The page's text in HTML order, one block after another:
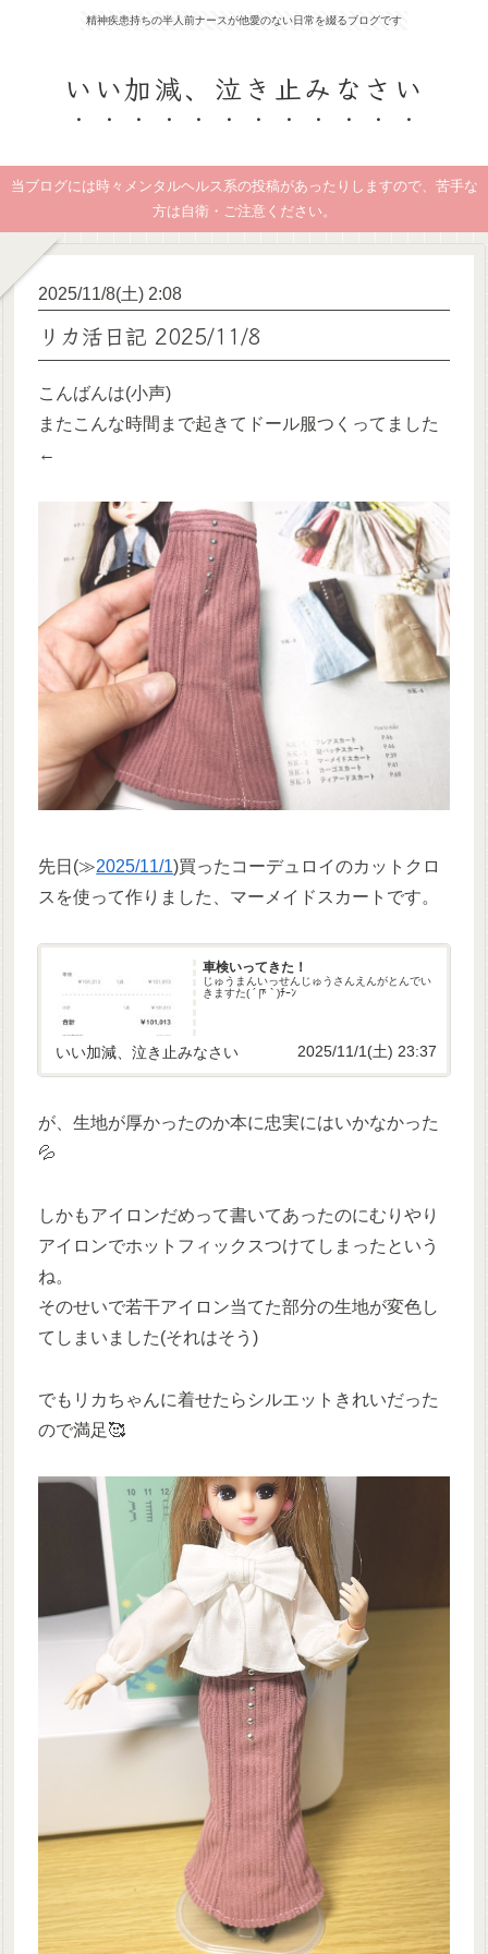
精神疾患持ちの半人前ナースが他愛のない日常を綴るブログです
いい加減、泣き止みなさい
当ブログには時々メンタルヘルス系の投稿があったりしますので、苦手な
方は自衛・ご注意ください。
2025/11/8(土) 2:08
リカ活日記 2025/11/8
こんばんは(小声)
またこんな時間まで起きてドール服つくってました
←
先日(≫2025/11/1)買ったコーデュロイのカットクロ
スを使って作りました、マーメイドスカートです。
車検いってきた！
じゅうまんいっせんじゅうさんえんがとんでい
きますた( ´ ཫ ` )ﾁｰﾝ
いい加減、泣き止みなさい 2025/11/1(土) 23:37
が、生地が厚かったのか本に忠実にはいかなかった
💦
しかもアイロンだめって書いてあったのにむりやり
アイロンでホットフィックスつけてしまったという
ね。
そのせいで若干アイロン当てた部分の生地が変色し
てしまいました(それはそう)
でもリカちゃんに着せたらシルエットきれいだった
ので満足🥰